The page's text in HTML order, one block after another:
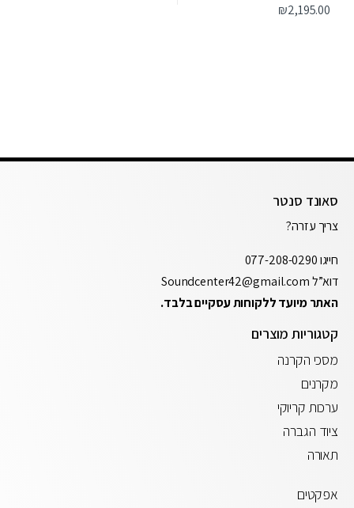
₪2,195.00
סאונד סנטר
צריך עזרה?
חייגו077-208-0290
דוא”ל
האתר מיועד ללקוחות עסקיים בלבד.
קטגוריות מוצרים
מסכי הקרנה
מקרנים
ערכות קריוקי
ציוד הגברה
תאורה
אפקטים